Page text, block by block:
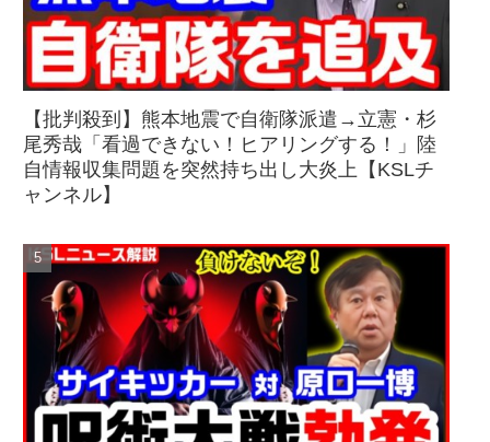
【批判殺到】熊本地震で自衛隊派遣→立憲・杉
尾秀哉「看過できない！ヒアリングする！」陸
自情報収集問題を突然持ち出し大炎上【KSLチ
ャンネル】